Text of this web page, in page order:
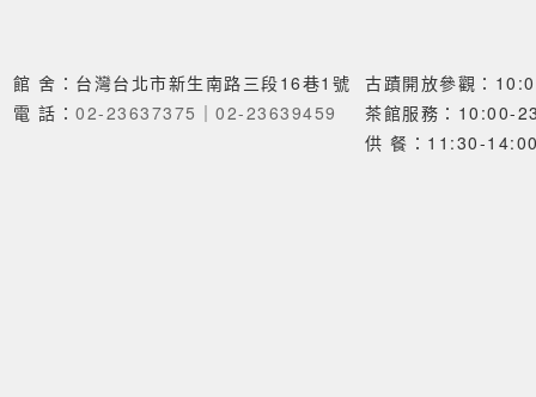
館 舍：台灣台北市新生南路三段16巷1號
電 話： 02-23637375 ｜ 02-23639459
古蹟開放參觀：
茶館服務：10:00-
供 餐：11:30-